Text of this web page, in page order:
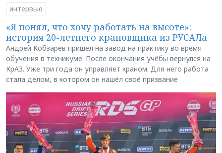
интервью
«Я понял, что хочу работать на высоте»:
история 20-летнего крановщика из РУСАЛа
Андрей Кобзарев пришёл на завод на практику во время
обучения в техникуме. После окончания учёбы вернулся на
КрАЗ. Уже три года он управляет краном. Для него работа
стала делом, в котором он нашёл своё призвание